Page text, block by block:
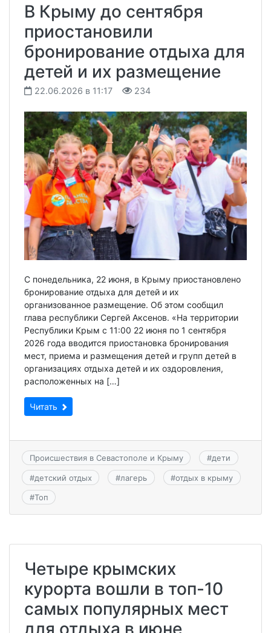
В Крыму до сентября
приостановили
бронирование отдыха для
детей и их размещение
22.06.2026 в 11:17 234
С понедельника, 22 июня, в Крыму приостановлено
бронирование отдыха для детей и их
организованное размещение. Об этом сообщил
глава республики Сергей Аксенов. «На территории
Республики Крым с 11:00 22 июня по 1 сентября
2026 года вводится приостановка бронирования
мест, приема и размещения детей и групп детей в
организациях отдыха детей и их оздоровления,
расположенных на […]
Читать
Происшествия в Севастополе и Крыму #дети
#детский отдых #лагерь #отдых в крыму
#Топ
Четыре крымских
курорта вошли в топ-10
самых популярных мест
для отдыха в июне